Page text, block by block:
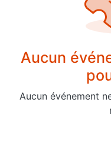
Aucun
Aucun événement